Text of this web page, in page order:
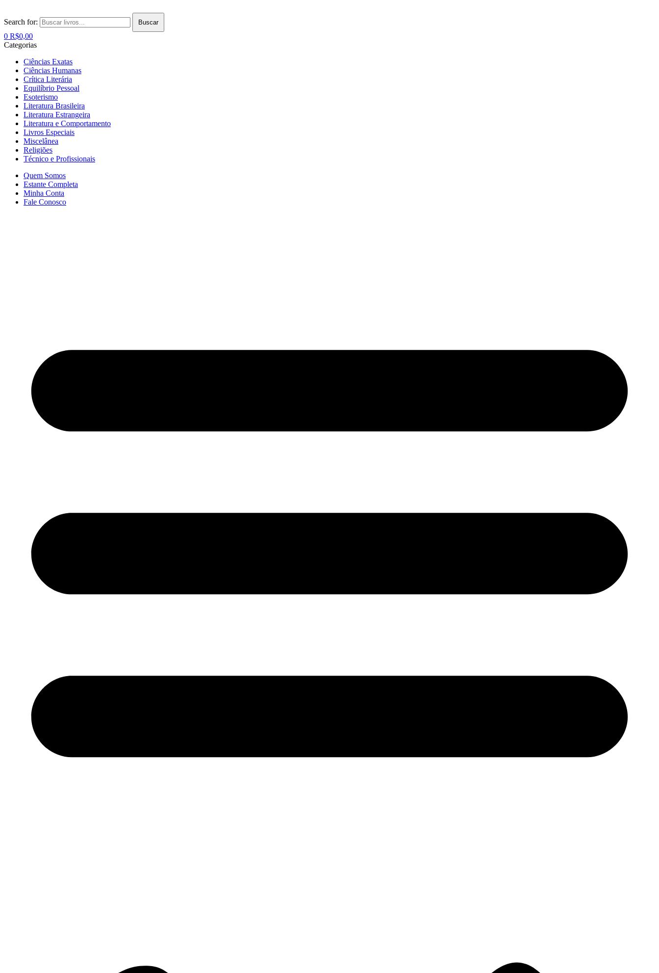
Search for: Buscar
0 R$0,00
Categorias
Ciências Exatas
Ciências Humanas
Crítica Literária
Equilíbrio Pessoal
Esoterismo
Literatura Brasileira
Literatura Estrangeira
Literatura e Comportamento
Livros Especiais
Miscelânea
Religiões
Técnico e Profissionais
Quem Somos
Estante Completa
Minha Conta
Fale Conosco